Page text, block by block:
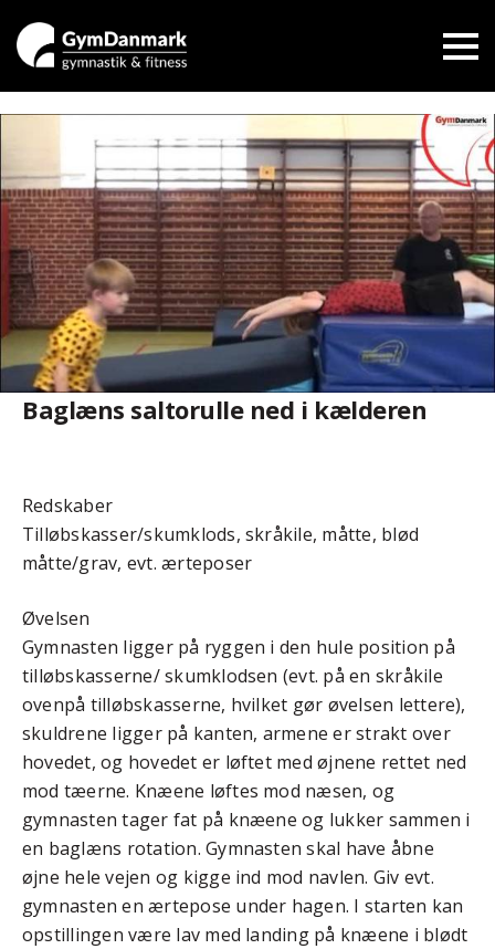
Baglæns saltorulle ned i kælderen
Redskaber
Tilløbskasser/skumklods, skråkile, måtte, blød
måtte/grav, evt. ærteposer
Øvelsen
Gymnasten ligger på ryggen i den hule position på
tilløbskasserne/ skumklodsen (evt. på en skråkile
ovenpå tilløbskasserne, hvilket gør øvelsen lettere),
skuldrene ligger på kanten, armene er strakt over
hovedet, og hovedet er løftet med øjnene rettet ned
mod tæerne. Knæene løftes mod næsen, og
gymnasten tager fat på knæene og lukker sammen i
en baglæns rotation. Gymnasten skal have åbne
øjne hele vejen og kigge ind mod navlen. Giv evt.
gymnasten en ærtepose under hagen. I starten kan
opstillingen være lav med landing på knæene i blødt